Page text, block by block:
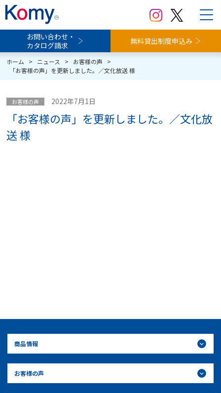
お問い合わせ・
カタログ請求
無料貸出制度申込み
ホーム > ニュース > お客様の声
>
「お客様の声」を更新しました。／文化放送 様
お客様の声 2022年7月1日
「お客様の声」を更新しました。／文化放
送 様
商品情報
お客様の声